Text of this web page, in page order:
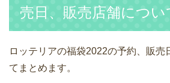
売日、販売店舗につい
ロッテリアの福袋2022の予約、販売
てまとめます。